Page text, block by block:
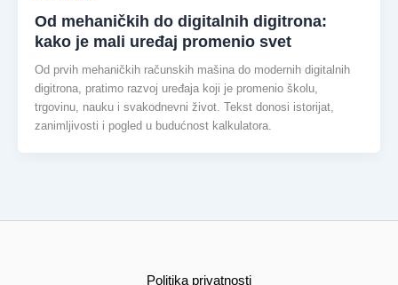
Od mehaničkih do digitalnih digitrona:
kako je mali uređaj promenio svet
Od prvih mehaničkih računskih mašina do modernih digitalnih
digitrona, pratimo razvoj uređaja koji je promenio školu,
trgovinu, nauku i svakodnevni život. Tekst donosi istorijat,
zanimljivosti i pogled u budućnost kalkulatora.
Politika privatnosti